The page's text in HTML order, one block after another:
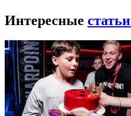
Интересные